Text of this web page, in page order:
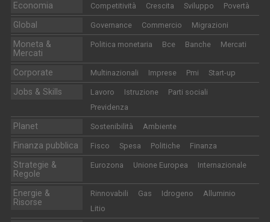
Economia Competitività Crescita Sviluppo Povertà
Global Governance Commercio Migrazioni
Moneta &
Mercati
Politica monetaria Bce Banche Mercati
Corporate Multinazionali Imprese Pmi Start-up
Jobs & Skills Lavoro Istruzione
Parti sociali
Previdenza
Planet Sostenibilità Ambiente
Finanza pubblica Fisco Spesa Politiche Finanza
Strategie &
Regole
Eurozona Unione Europea Internazionale
Energie &
Risorse
Rinnovabili Gas Idrogeno
Alluminio
Litio